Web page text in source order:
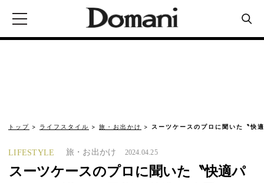
トップ ライフスタイル 旅・お出かけ スーツケースのプロに聞いた〝快
LIFESTYLE 旅・お出かけ 2024.04.25
スーツケースのプロに聞いた〝快適パ